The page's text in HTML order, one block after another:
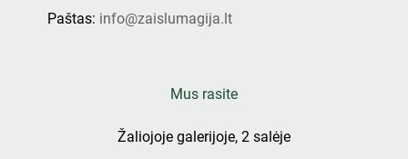
Paštas: info@zaislumagija.lt
Mus rasite
Žaliojoje galerijoje, 2 salėje